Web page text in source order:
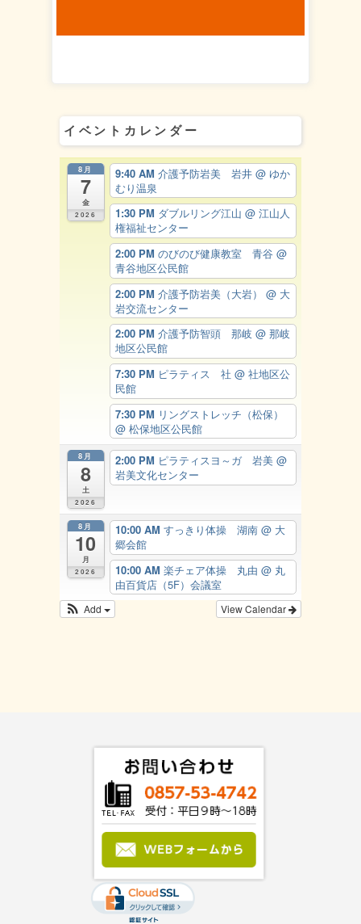
イベントカレンダー
8月
7
金
2026
9:40 AM 介護予防岩美 岩井 @ ゆか
むり温泉
1:30 PM ダブルリング江山 @ 江山人
権福祉センター
2:00 PM のびのび健康教室 青谷 @
青谷地区公民館
2:00 PM 介護予防岩美（大岩） @ 大
岩交流センター
2:00 PM 介護予防智頭 那岐 @ 那岐
地区公民館
7:30 PM ピラティス 社 @ 社地区公
民館
7:30 PM リングストレッチ（松保）
@ 松保地区公民館
8月
8
土
2026
2:00 PM ピラティスヨ～ガ 岩美 @
岩美文化センター
8月
10
月
2026
10:00 AM すっきり体操 湖南 @ 大
郷会館
10:00 AM 楽チェア体操 丸由 @ 丸
由百貨店（5F）会議室
View Calendar
Add